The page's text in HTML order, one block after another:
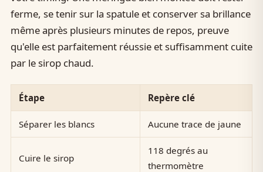
ferme, se tenir sur la spatule et conserver sa brillance
même après plusieurs minutes de repos, preuve
qu'elle est parfaitement réussie et suffisamment cuite
par le sirop chaud.
Étape Repère clé
Séparer les blancs Aucune trace de jaune
Cuire le sirop
118 degrés au
thermomètre